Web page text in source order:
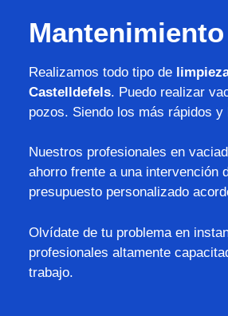
Realizamos todo tipo de
Castelldefels. Puedo realizar
pozos. Siendo los más rápidos
Nuestros profesionales en
ahorro frente a una intervención
presupuesto personalizado
Olvídate de tu problema en
profesionales altamente
trabajo.